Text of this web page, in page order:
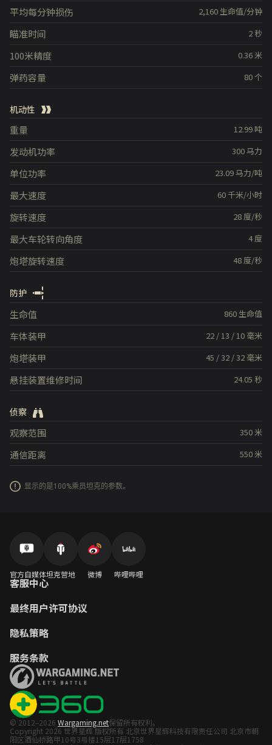
2,160 生命值/分钟
平均每分钟损伤
2 秒
瞄准时间
0.36米
100米精度
80个
弹药容量
机动性
12.99 吨
重量
300马力
发动机功率
23.09马力/吨
单位功率
60千米/小时
最大速度
28 度/秒
旋转速度
4度
最大车轮转向角度
48 度/秒
炮塔旋转速度
防护
860 生命值
生命值
22 /13 /10 毫米
车体装甲
45 /32 /32 毫米
炮塔装甲
24.05 秒
悬挂装置维修时间
侦察
350米
观察范围
550米
通信距离
显示的是100%乘员坦克的参数。
官方自媒体坦克营地 微博 哔哩哔哩
客服中心
最终用户许可协议
隐私策略
服务条款
© 2012–2026 Wargaming.net保留所有权利。
Copyright 2026 世界星辉 版权所有 北京世界星辉科技有限责任公司 北京市朝
阳区酒仙桥路甲10号3号楼15层17层1758